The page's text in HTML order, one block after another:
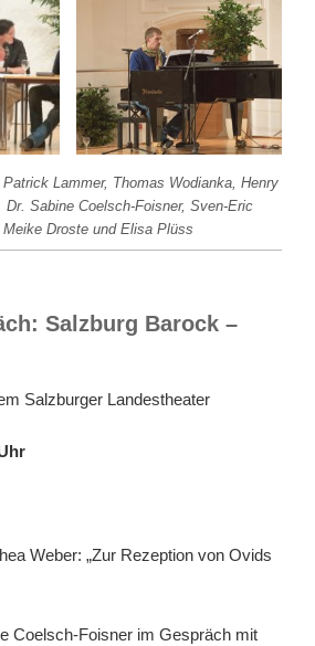
Lammer, Thomas Wodianka, Henry
Dr. Sabine Coelsch-Foisner, Sven-Eric
Droste und Elisa Plüss
Salzburg Barock –
Salzburger Landestheater
Weber: „Zur Rezeption von Ovids
Coelsch-Foisner im Gespräch mit